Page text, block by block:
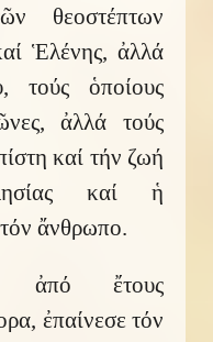
θεοστέπτων
Ἑλένης, ἀλλά
τούς ὁποίους
ἀλλά τούς
καί τήν ζωή
καί ἡ
ἄνθρωπο.
ἀπό ἔτους
ἐπαίνεσε τόν